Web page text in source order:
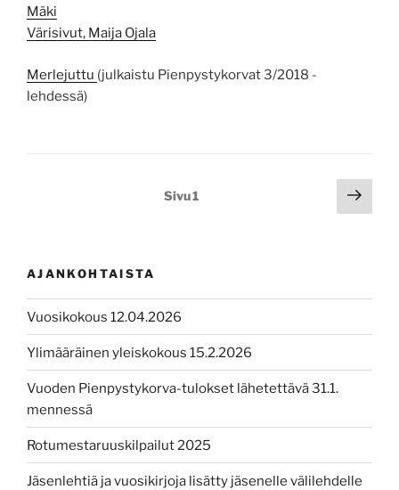
Mäki
Värisivut, Maija Ojala
Merlejuttu (julkaistu Pienpystykorvat 3/2018 -
lehdessä)
Sivu1
sivu
AJANKOHTAISTA
Vuosikokous 12.04.2026
Ylimääräinen yleiskokous 15.2.2026
Vuoden Pienpystykorva-tulokset lähetettävä 31.1.
mennessä
Rotumestaruuskilpailut 2025
Jäsenlehtiä ja vuosikirjoja lisätty jäsenelle välilehdelle